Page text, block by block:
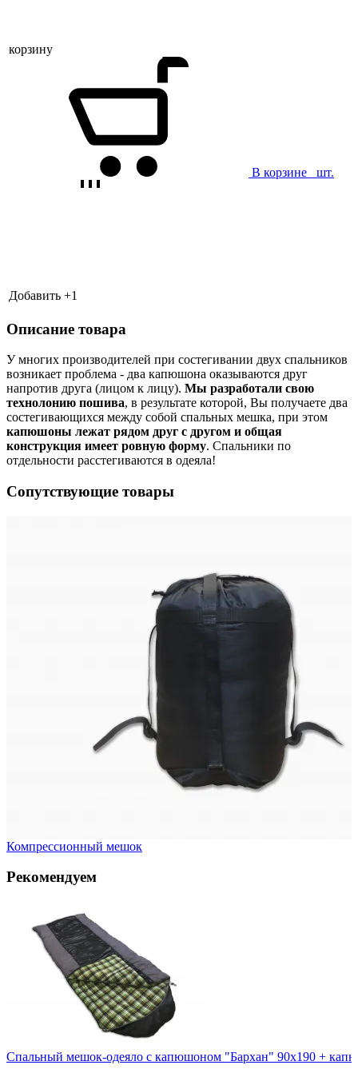
корзину
В корзине шт.
Добавить +1
Описание товара
У многих производителей при состегивании двух спальников
возникает проблема - два капюшона оказываются друг
напротив друга (лицом к лицу). Мы разработали свою
технолонию пошива, в результате которой, Вы получаете два
состегивающихся между собой спальных мешка, при этом
капюшоны лежат рядом друг с другом и общая
конструкция имеет ровную форму. Спальники по
отдельности расстегиваются в одеяла!
Сопутствующие товары
Компрессионный мешок
Рекомендуем
Спальный мешок-одеяло с капюшоном "Бархан" 90х190 +